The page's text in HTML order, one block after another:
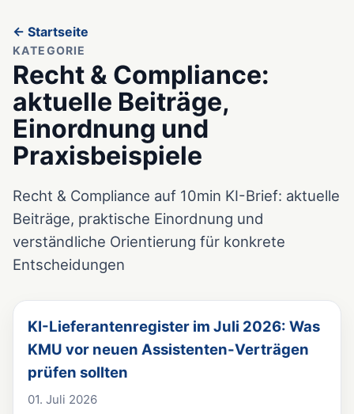
← Startseite
KATEGORIE
Recht & Compliance:
aktuelle Beiträge,
Einordnung und
Praxisbeispiele
Recht & Compliance auf 10min KI-Brief: aktuelle
Beiträge, praktische Einordnung und
verständliche Orientierung für konkrete
Entscheidungen
KI-Lieferantenregister im Juli 2026: Was
KMU vor neuen Assistenten-Verträgen
prüfen sollten
01. Juli 2026